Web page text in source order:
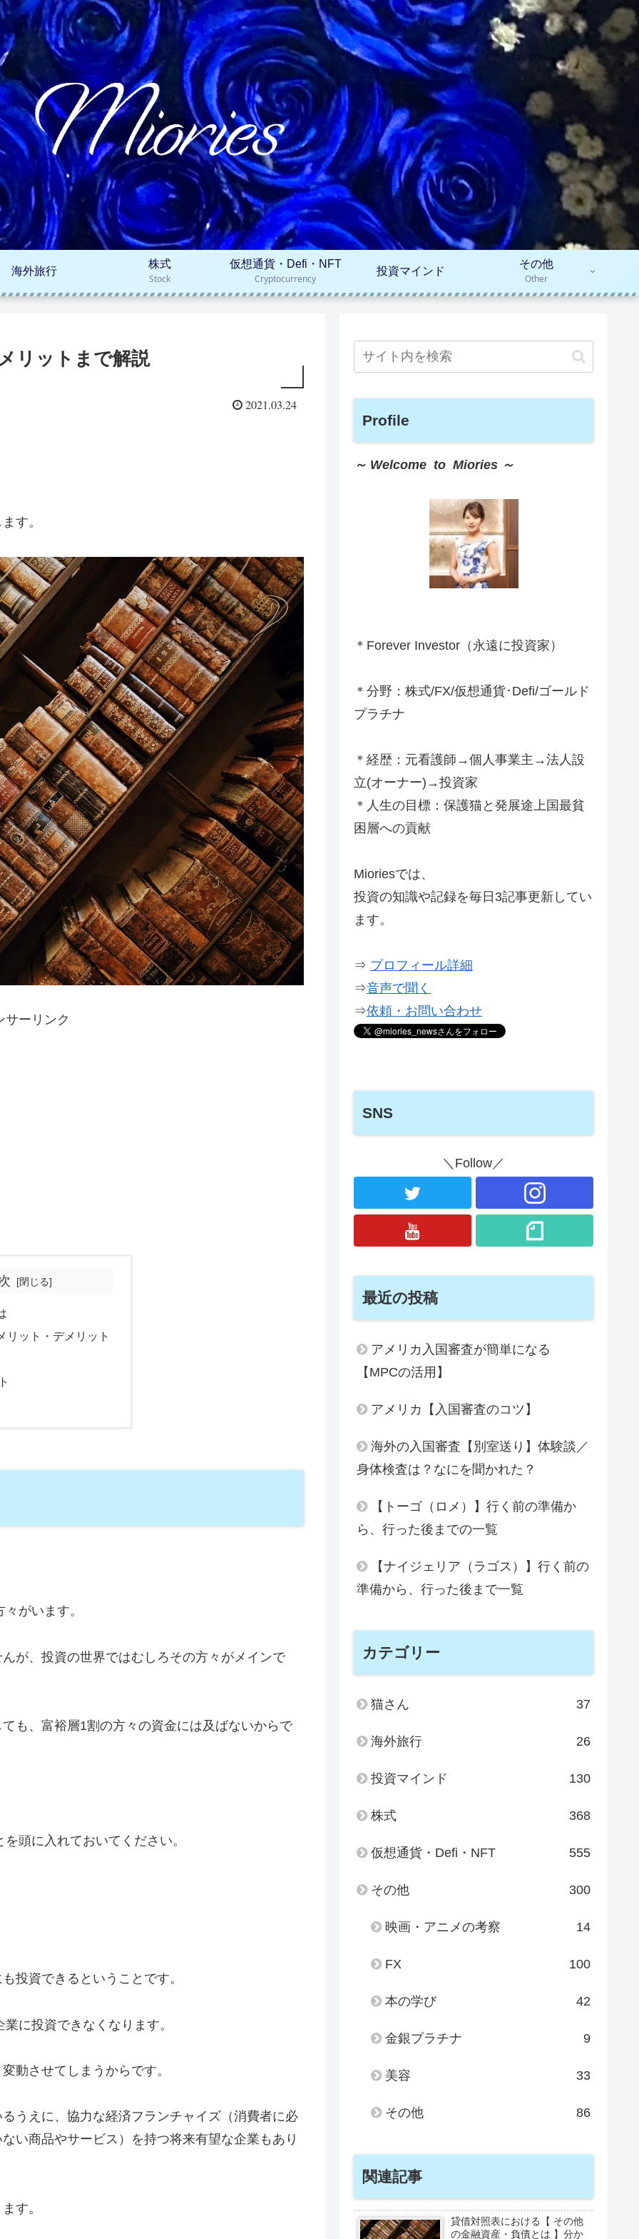
海外旅行
株式
Stock
仮想通貨・Defi・NFT
Cryptocurrency
投資マインド
その他
Other
リットまで解説
2021.03.24
す。
サーリンク
リット・デメリット
がいます。
が、投資の世界ではむしろその方々がメインで
も、富裕層1割の方々の資金には及ばないからで
頭に入れておいてください。
投資できるということです。
に投資できなくなります。
動させてしまうからです。
うえに、協力な経済フランチャイズ（消費者に必
い商品やサービス）を持つ将来有望な企業もあり
す。
Profile
～ Welcome to Miories ～
＊Forever Investor （永遠に投資家）
＊分野：株式/FX/仮想通貨･Defi/ゴールド
プラチナ
＊経歴：元看護師→個人事業主→法人設
立(オーナー)→投資家
＊人生の目標：保護猫と発展途上国最貧
困層への貢献
Mioriesでは、
投資の知識や記録を毎日3記事更新してい
ます。
⇒ プロフィール詳細
⇒音声で聞く
⇒依頼・お問い合わせ
SNS
＼Follow／
最近の投稿
アメリカ入国審査が簡単になる
【MPCの活用】
アメリカ【入国審査のコツ】
海外の入国審査【別室送り】体験談／
身体検査は？なにを聞かれた？
【トーゴ（ロメ）】行く前の準備か
ら、行った後までの一覧
【ナイジェリア（ラゴス）】行く前の
準備から、行った後まで一覧
カテゴリー
猫さん 37
海外旅行 26
投資マインド 130
株式 368
仮想通貨・Defi・NFT 555
その他 300
映画・アニメの考察 14
FX 100
本の学び 42
金銀プラチナ 9
美容 33
その他 86
関連記事
貸借対照表における【 その他
の金融資産・負債とは 】分か